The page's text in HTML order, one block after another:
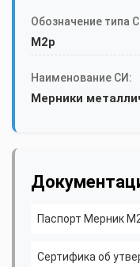
Обозначение типа
М2р
Наименование СИ:
Мерники
Паспорт Мерник
Сертифика об